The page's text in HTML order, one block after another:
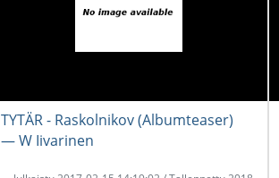
TYTÄR - Raskolnikov (Albumteaser)
― W Iivarinen